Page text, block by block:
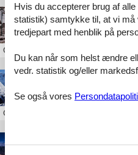
Skiferie i
Om
Om
Skiferie i Fiss
Hvis du accepterer brug af
statistik) samtykke til, at vi må
tredjepart med henblik på
Du kan når som helst ændre
vedr. statistik og/eller
Se også vores